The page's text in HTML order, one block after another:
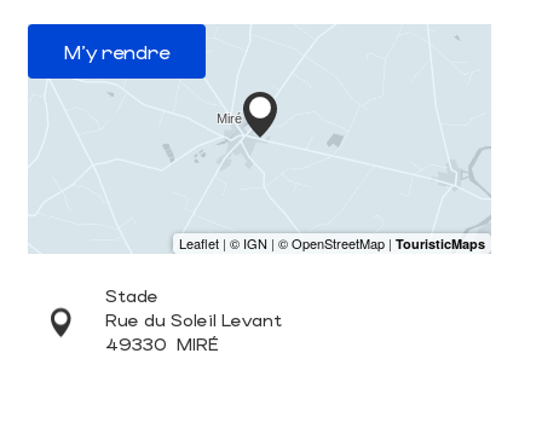
M'y rendre
Stade
Rue du Soleil Levant
49330 MIRÉ